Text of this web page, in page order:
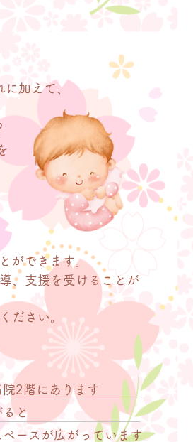
加えて、
ができます。
、支援を受けることが
ださい。
院2階にあります
と
ペースが広がっています